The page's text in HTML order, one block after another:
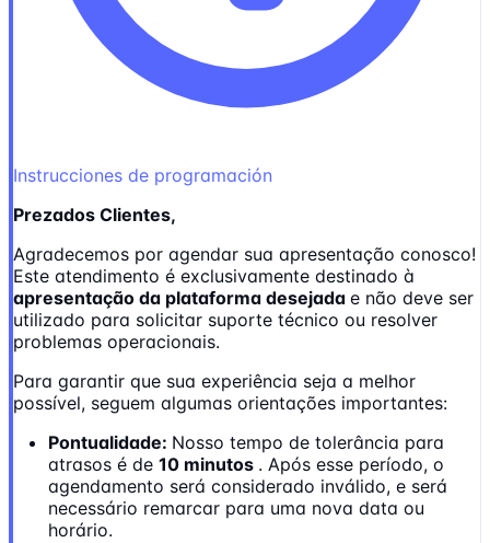
Instrucciones de programación
Prezados Clientes,
Agradecemos por agendar sua apresentação conosco!
Este atendimento é exclusivamente destinado à
apresentação da plataforma desejada e não deve ser
utilizado para solicitar suporte técnico ou resolver
problemas operacionais.
Para garantir que sua experiência seja a melhor
possível, seguem algumas orientações importantes:
Pontualidade: Nosso tempo de tolerância para
atrasos é de 10 minutos . Após esse período, o
agendamento será considerado inválido, e será
necessário remarcar para uma nova data ou
horário.